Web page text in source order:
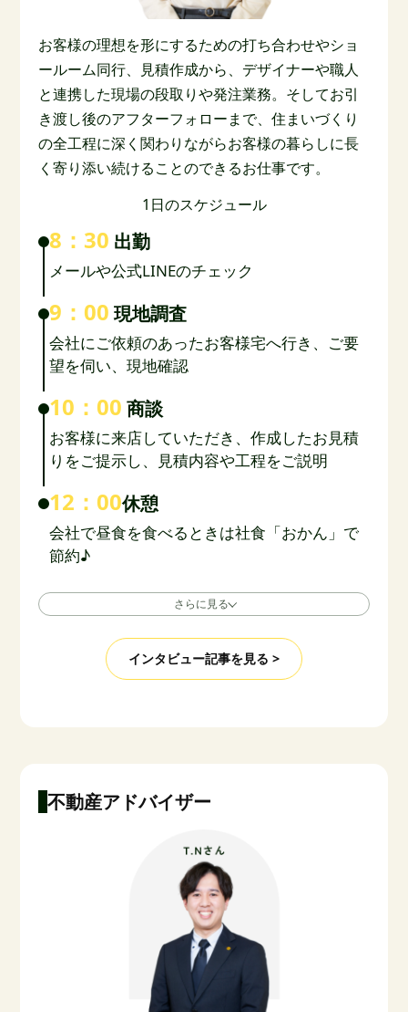
お客様の理想を形にするための打ち合わせやショ
ールーム同行、見積作成から、デザイナーや職人
と連携した現場の段取りや発注業務。そしてお引
き渡し後のアフターフォローまで、住まいづくり
の全工程に深く関わりながらお客様の暮らしに長
く寄り添い続けることのできるお仕事です。
1日のスケジュール
8：30 出勤
メールや公式LINEのチェック
9：00現地調査
会社にご依頼のあったお客様宅へ行き、ご要
望を伺い、現地確認
10：00 商談
お客様に来店していただき、作成したお見積
りをご提示し、見積内容や工程をご説明
12：00休憩
会社で昼食を食べるときは社食「おかん」で
節約♪
さらに見る
インタビュー記事を見る >
不動産アドバイザー